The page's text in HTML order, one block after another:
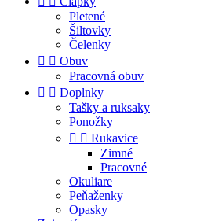
Pletené
Šiltovky
Čelenky
  Obuv
Pracovná obuv
  Doplnky
Tašky a ruksaky
Ponožky
  Rukavice
Zimné
Pracovné
Okuliare
Peňaženky
Opasky